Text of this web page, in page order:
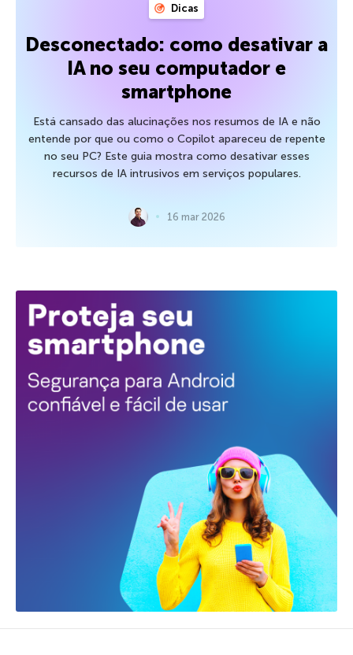
Dicas
Desconectado: como desativar a
IA no seu computador e
smartphone
Está cansado das alucinações nos resumos de IA e não
entende por que ou como o Copilot apareceu de repente
no seu PC? Este guia mostra como desativar esses
recursos de IA intrusivos em serviços populares.
16 mar 2026